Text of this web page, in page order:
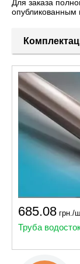
Для заказа
опубликованным
685.08 грн./
Труба